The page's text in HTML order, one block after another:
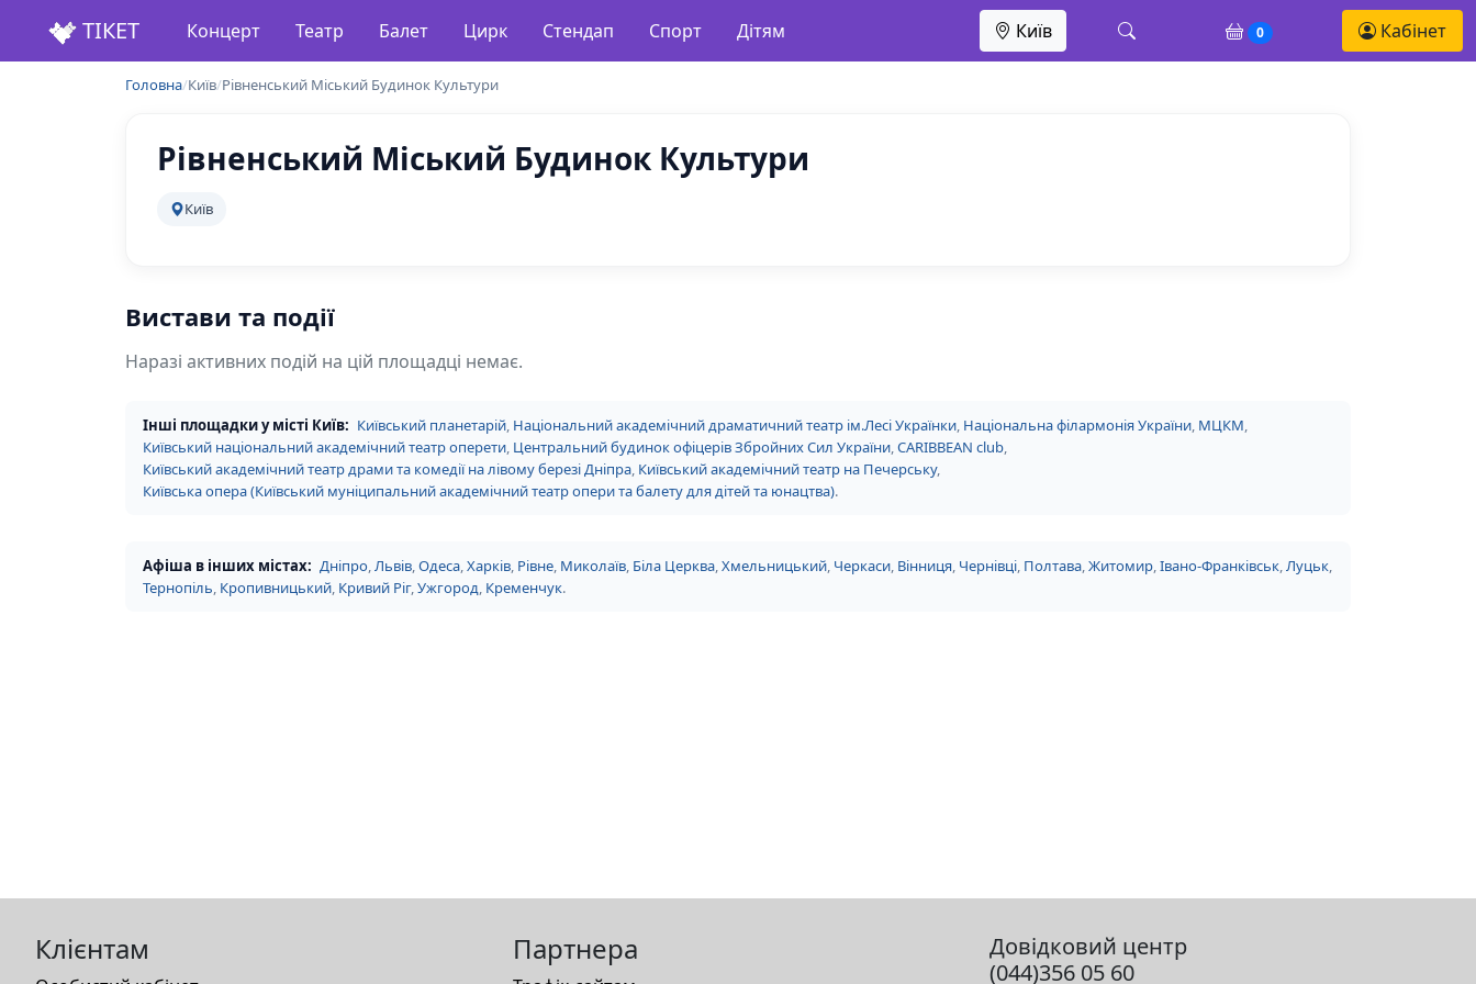
ТІКЕТ Концерт Театр Балет Цирк Стендап Спорт Дітям Київ 0 Кабінет
Головна/Київ/Рівненський Міський Будинок Культури
Рівненський Міський Будинок Культури
Київ
Вистави та події
Наразі активних подій на цій площадці немає.
Інші площадки у місті Київ: Київський планетарій, Національний академічний драматичний театр ім.Лесі Українки, Національна філармонія України, МЦКМ,
Київський національний академічний театр оперети, Центральний будинок офіцерів Збройних Сил України,CARIBBEAN club,
Київський академічний театр драми та комедії на лівому березі Дніпра, Київський академічний театр на Печерську,
Київська опера (Київський муніципальний академічний театр опери та балету для дітей та юнацтва).
Афіша в інших містах: Дніпро,Львів,Одеса,Харків, Рівне, Миколаїв, Біла Церква,Хмельницький, Черкаси, Вінниця, Чернівці, Полтава,Житомир,Івано-Франківськ,Луцьк,
Тернопіль, Кропивницький, Кривий Ріг,Ужгород, Кременчук.
Клієнтам Партнера
Довідковий центр
(044)356 05 60